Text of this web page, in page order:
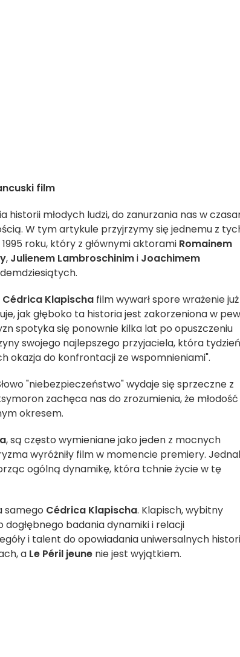
film
historii młodych ludzi, do zanurzania nas w
W tym artykule przyjrzymy się jednemu z
roku, który z głównymi aktorami Romainem
, Julienem Lambroschinimi Joachimem
Cédrica Klapischa film wywarł spore wrażenie
jak głęboko ta historia jest zakorzeniona w
spotyka się ponownie kilka lat po opuszczeniu
swojego najlepszego przyjaciela, która tydzień
okazja do konfrontacji ze wspomnieniami".
"niebezpieczeństwo" wydaje się sprzeczne z
zachęca nas do zrozumienia, że młodość
okresem.
, są często wymieniane jako jeden z mocnych
wyróżniły film w momencie premiery.
ogólną dynamikę, która tchnie życie w tę
samego Cédrica Klapischa. Klapisch, wybitny
dogłębnego badania dynamiki i relacji
i talent do opowiadania uniwersalnych
a Le Péril jeune nie jest wyjątkiem.